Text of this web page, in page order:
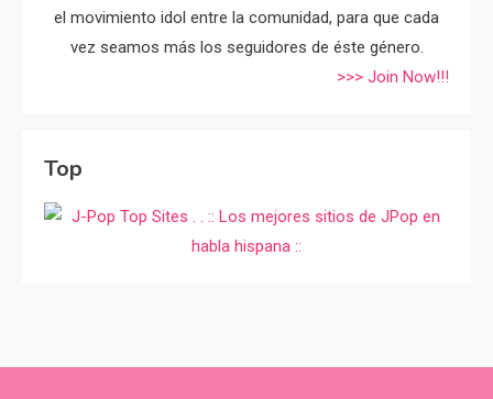
el movimiento idol entre la comunidad, para que cada
vez seamos más los seguidores de éste género.
>>> Join Now!!!
Top